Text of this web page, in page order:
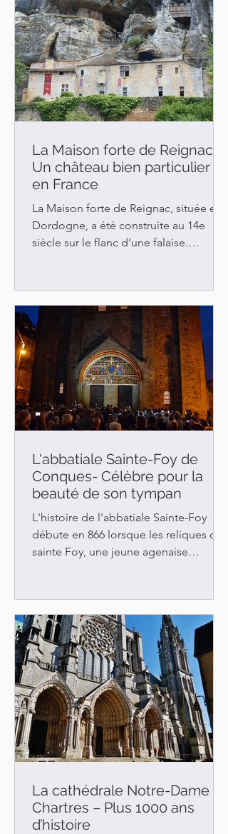
La Maison forte de Reignac-
Un château bien particulier
en France
La Maison forte de Reignac, située en
Dordogne, a été construite au 14e
siècle sur le flanc d’une falaise.
L'abbatiale Sainte-Foy de
Conques- Célèbre pour la
beauté de son tympan
L'histoire de l'abbatiale Sainte-Foy
débute en 866 lorsque les reliques de
sainte Foy, une jeune agenaise
La cathédrale Notre-Dame de
Chartres – Plus 1000 ans
d’histoire